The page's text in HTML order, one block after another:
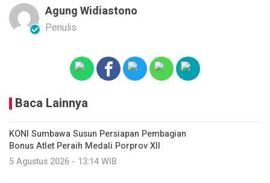
Agung Widiastono
Penulis
Baca Lainnya
KONI Sumbawa Susun Persiapan Pembagian
Bonus Atlet Peraih Medali Porprov XII
5 Agustus 2026 - 13:14 WIB